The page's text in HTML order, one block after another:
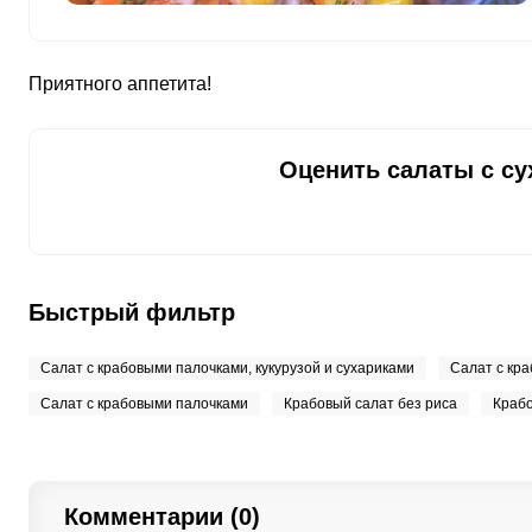
Ванадий 247.5 мкг
Приятного аппетита!
Оценить салаты с
Быстрый фильтр
Салат с крабовыми палочками, кукурузой и сухариками Салат с
Салат с крабовыми палочками Крабовый салат без риса
Комментарии (0)